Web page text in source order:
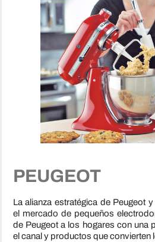
PEUGEOT
La alianza estratégica de Peugeot
el mercado de pequeños
de Peugeot a los hogares con una
el canal y productos que